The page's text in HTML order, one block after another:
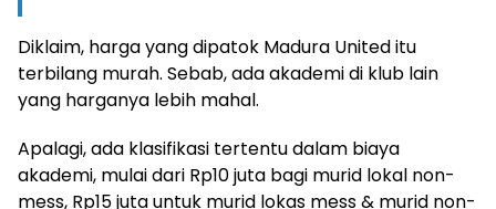
Diklaim, harga yang dipatok Madura United itu
terbilang murah. Sebab, ada akademi di klub lain
yang harganya lebih mahal.
Apalagi, ada klasifikasi tertentu dalam biaya
akademi, mulai dari Rp10 juta bagi murid lokal non-
mess, Rp15 juta untuk murid lokas mess & murid non-